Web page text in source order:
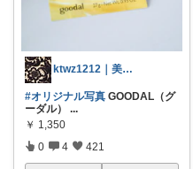
ktwz1212｜美容好きROOM🫧
#オリジナル写真 GOODAL（グ
ーダル）
...
￥ 1,350
0 4 421